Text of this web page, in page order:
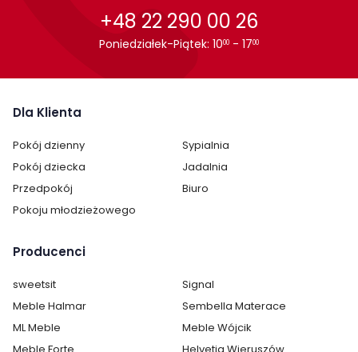
Fotel Luna jest wysyłany w stanie zmontowanym.
Szerokość:
Wysokość: 93 cm
Głębokość: 58 cm
prowansalski
skandynawski
+48 22 290 00 26
Poniedziałek-Piątek: 1000 - 1700
Dla Klienta
Pokój dzienny
Sypialnia
Pokój dziecka
Jadalnia
Przedpokój
Biuro
Pokoju młodzieżowego
Producenci
sweetsit
Signal
Meble Halmar
Sembella Materace
ML Meble
Meble Wójcik